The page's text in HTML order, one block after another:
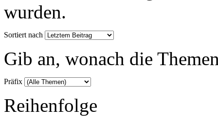
wurden.
Sortiert nach
Gib an, wonach die
Präfix
Reihenfolge